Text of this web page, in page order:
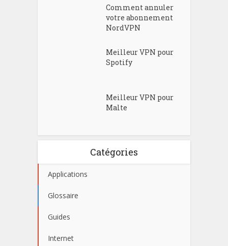
Comment annuler
votre abonnement
NordVPN
Meilleur VPN pour
Spotify
Meilleur VPN pour
Malte
Catégories
Applications
Glossaire
Guides
Internet